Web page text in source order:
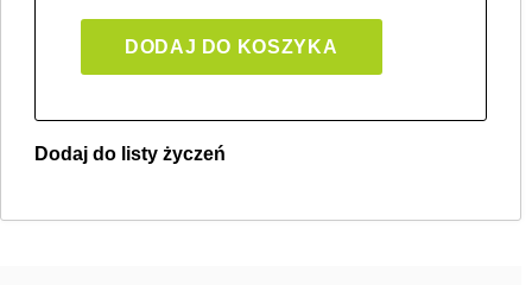
DODAJ DO KOSZYKA
Jeden produkt
Dodaj do listy życzeń